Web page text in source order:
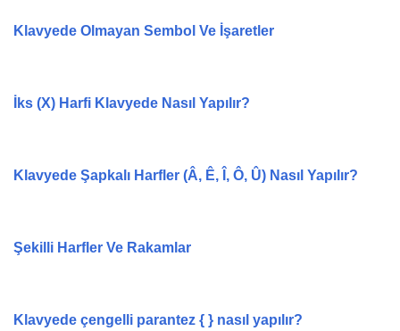
Klavyede Olmayan Sembol Ve İşaretler
İks (X) Harfi Klavyede Nasıl Yapılır?
Klavyede Şapkalı Harfler (Â, Ê, Î, Ô, Û) Nasıl Yapılır?
Şekilli Harfler Ve Rakamlar
Klavyede çengelli parantez { } nasıl yapılır?